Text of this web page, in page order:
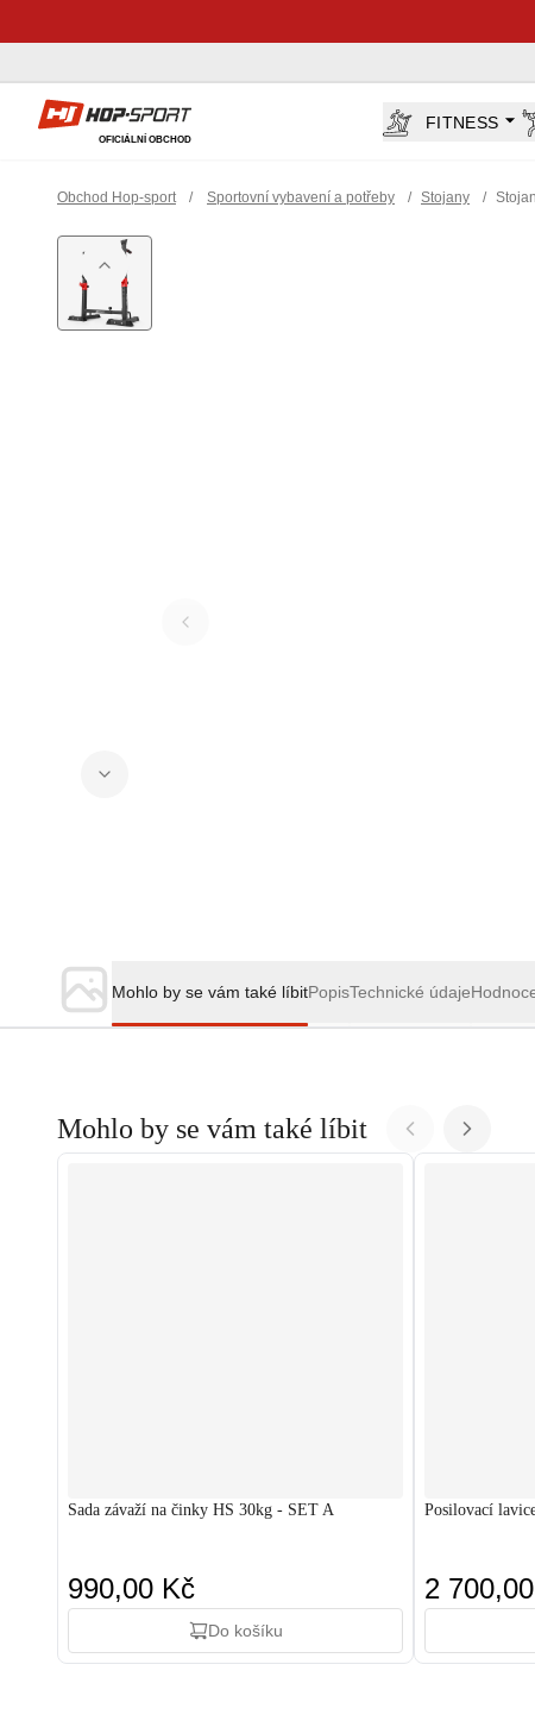
Hop-Sport.cz
OFICIÁLNÍ OBCHOD
FITNESS
Obchod Hop-sport / Sportovní vybavení a potřeby / Stojany /
Mohlo by se vám také líbitPopisTechnické údaje
Mohlo by se vám také líbit
Sada závaží na činky HS 30kg - SET A
990,00 Kč
Do košíku
Posilovací
2